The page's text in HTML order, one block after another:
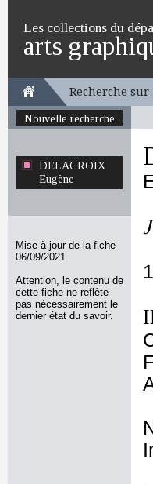
Les collections du
arts
Recherche sur
Nouvelle recherche
DELACROIX
Eugène
Mise à jour de la fiche
06/09/2021
Attention, le contenu de
cette fiche ne reflète
pas nécessairement le
dernier état du savoir.